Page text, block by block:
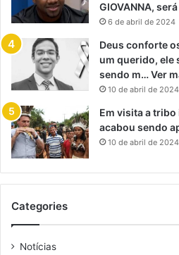
GIOVANNA,
6 de abril de 2024
Deus conforte
um querido, ele
sendo m… Ver
10 de abril de 2024
Em visita a tribo
acabou sendo
10 de abril de 2024
Categories
Notícias